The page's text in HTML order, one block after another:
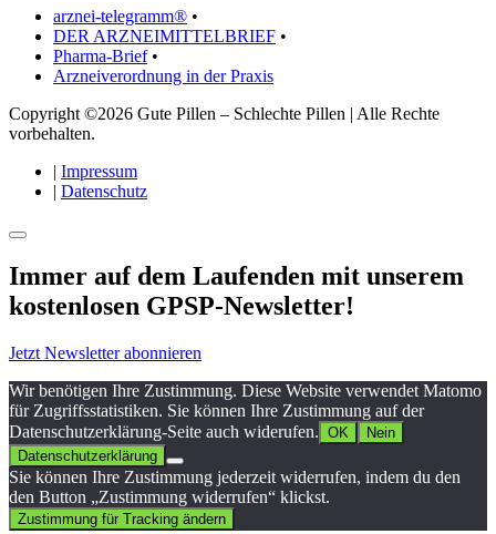
arznei-telegramm® •
DER ARZNEIMITTELBRIEF •
Pharma-Brief•
Arzneiverordnung in der Praxis
Copyright ©2026 Gute Pillen – Schlechte Pillen | Alle Rechte
vorbehalten.
| Impressum
| Datenschutz
Immer auf dem Laufenden mit unserem
kostenlosen GPSP-Newsletter!
Jetzt Newsletter abonnieren
Wir benötigen Ihre Zustimmung. Diese Website verwendet Matomo
für Zugriffsstatistiken. Sie können Ihre Zustimmung auf der
Datenschutzerklärung-Seite auch widerufen. OK
Nein
Datenschutzerklärung
Sie können Ihre Zustimmung jederzeit widerrufen, indem du den
den Button „Zustimmung widerrufen“ klickst.
Zustimmung für Tracking ändern